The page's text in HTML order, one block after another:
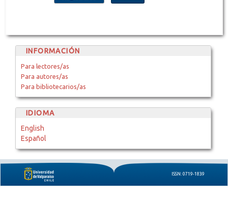
INFORMACIÓN
Para lectores/as
Para autores/as
Para bibliotecarios/as
IDIOMA
English
Español
ISSN: 0719-1839